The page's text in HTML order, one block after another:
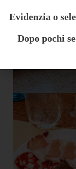
Evidenzia o
Dopo pochi